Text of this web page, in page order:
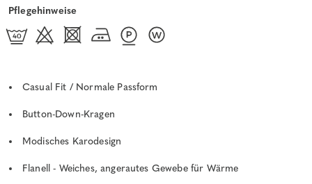
Pflegehinweise
Casual Fit / Normale Passform
Button-Down-Kragen
Modisches Karodesign
Flanell - Weiches, angerautes Gewebe für Wärme